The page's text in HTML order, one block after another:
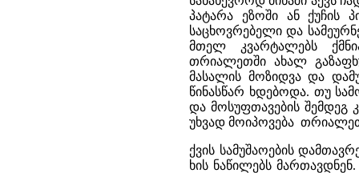
პატარა ეზოში ან ქუჩის
საცხოვრებელი და
მთელ კვარტალებს
თრიალეთში ახალ
მასალის მოზიდვა და
წინასწარ ხდებოდა. თუ
და მოსუფთავების შემდეგ
უხვად მოიპოვება
ქვის სამუშაოების
ხის ნაწილებს